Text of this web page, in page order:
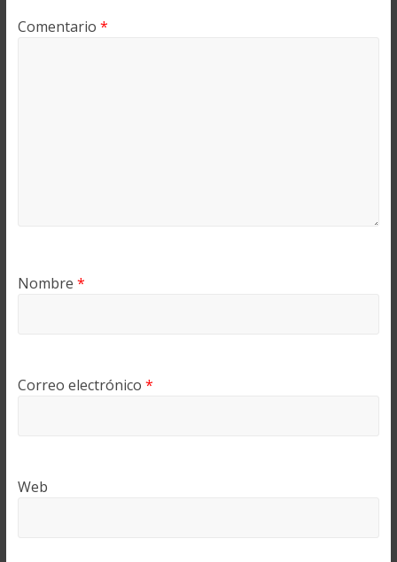
Comentario *
Nombre *
Correo electrónico *
Web